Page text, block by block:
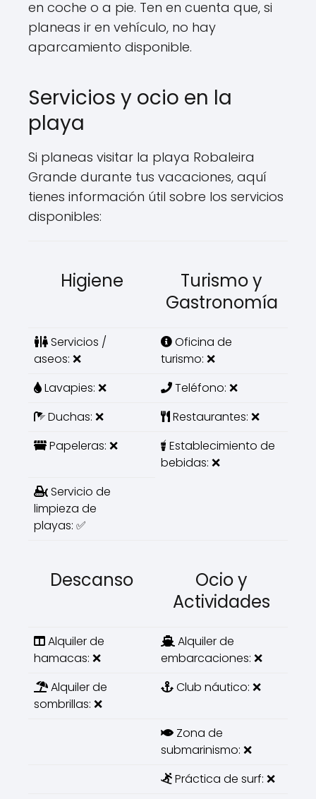
en coche o a pie. Ten en cuenta que, si
planeas ir en vehículo, no hay
aparcamiento disponible.
Servicios y ocio en la
playa
Si planeas visitar la playa Robaleira
Grande durante tus vacaciones, aquí
tienes información útil sobre los servicios
disponibles:
Higiene
Turismo y
Gastronomía
Servicios /
aseos: ❌
Oficina de
turismo: ❌
Lavapies: ❌
Teléfono: ❌
Duchas: ❌
Restaurantes: ❌
Papeleras: ❌
Establecimiento de
bebidas: ❌
Servicio de
limpieza de
playas: ✅
Descanso
Ocio y
Actividades
Alquiler de
hamacas: ❌
Alquiler de
embarcaciones: ❌
Alquiler de
sombrillas: ❌
Club náutico: ❌
Zona de
submarinismo: ❌
Práctica de surf: ❌